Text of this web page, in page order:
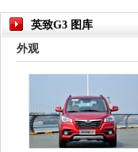
英致G3 图库
外观